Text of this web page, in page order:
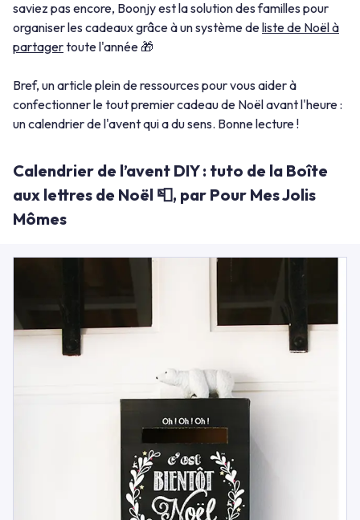
saviez pas encore, Boonjy est la solution des familles pour
organiser les cadeaux grâce à un système deliste de Noël à
partagertoute l'année 🎁
Bref, un article plein de ressources pour vous aider à
confectionner le tout premier cadeau de Noël avant l'heure :
un calendrier de l'avent qui a du sens. Bonne lecture !
Calendrier de l’avent DIY : tuto de la Boîte
aux lettres de Noël 📮, par Pour Mes Jolis
Mômes